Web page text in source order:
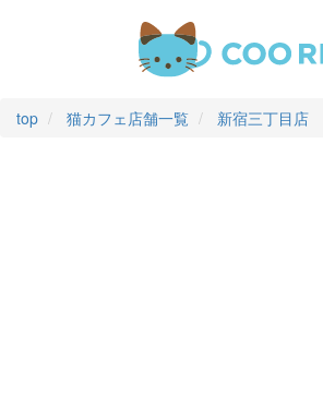
top 猫カフェ店舗一覧 新宿三丁目店